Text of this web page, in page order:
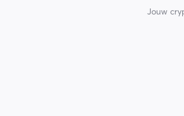
Jouw